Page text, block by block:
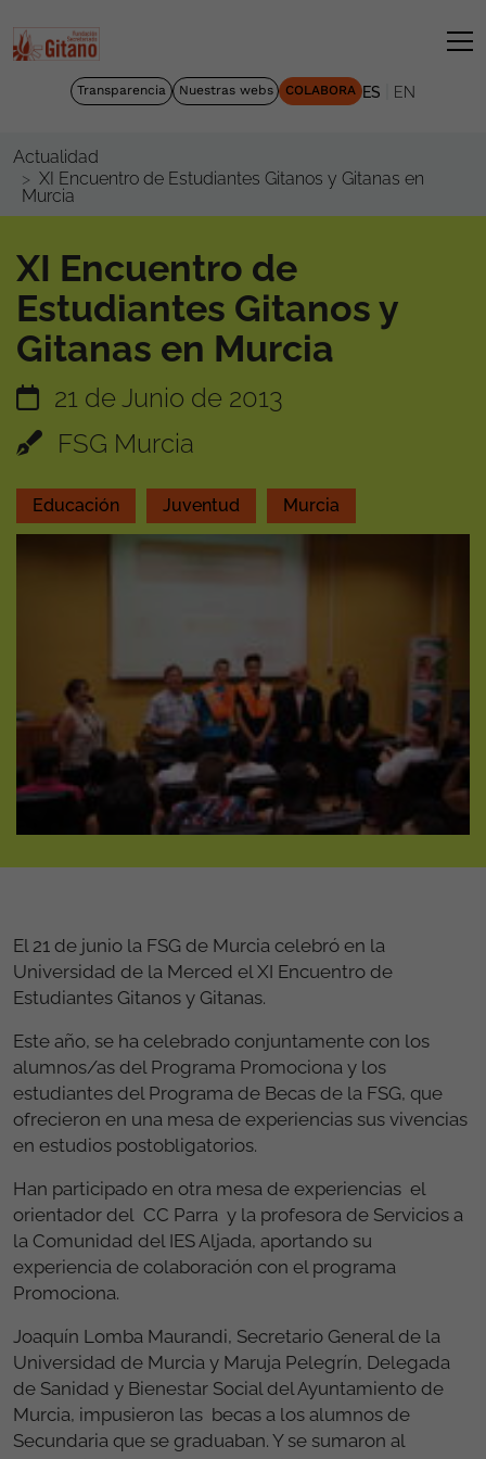
Transparencia Nuestras webs COLABORA ES EN
Actualidad
XI Encuentro de Estudiantes Gitanos y Gitanas en
Murcia
XI Encuentro de
Estudiantes Gitanos y
Gitanas en Murcia
21 de Junio de 2013
FSG Murcia
Educación Juventud Murcia
El 21 de junio la FSG de Murcia celebró en la
Universidad de la Merced el XI Encuentro de
Estudiantes Gitanos y Gitanas.
Este año, se ha celebrado conjuntamente con los
alumnos/as del Programa Promociona y los
estudiantes del Programa de Becas de la FSG, que
ofrecieron en una mesa de experiencias sus vivencias
en estudios postobligatorios.
Han participado en otra mesa de experiencias el
orientador del CC Parra y la profesora de Servicios a
la Comunidad del IES Aljada, aportando su
experiencia de colaboración con el programa
Promociona.
Joaquín Lomba Maurandi, Secretario General de la
Universidad de Murcia y Maruja Pelegrín, Delegada
de Sanidad y Bienestar Social del Ayuntamiento de
Murcia, impusieron las becas a los alumnos de
Secundaria que se graduaban. Y se sumaron al